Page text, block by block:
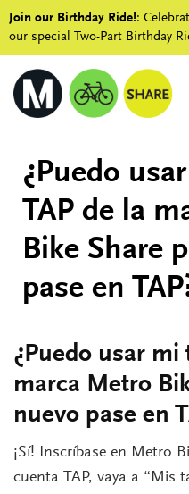
Join our Birthday Ride!:
our special Two-Part Birthday
¿Puedo
TAP de la
Bike Share
pase en
¿Puedo usar mi
marca Metro
nuevo pase en
¡Sí! Inscríbase en Metro
cuenta TAP, vaya a “Mis